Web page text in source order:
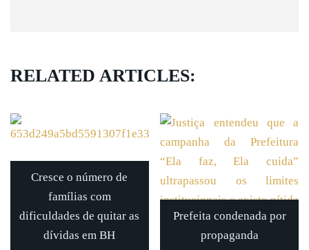
RELATED ARTICLES:
Cresce o número de
famílias com
dificuldades de quitar as
dívidas em BH
Prefeita condenada por
propaganda